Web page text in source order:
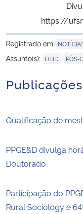
Gabinete de Segurança
Advocacia-Geral da União
Banco Central do Brasil
Planalto
https://
Registrado em
Assunto(s): DEID PÓS-
Qualificação de
PPGE&D divulga
Doutorado
Participação do
Rural Sociology e